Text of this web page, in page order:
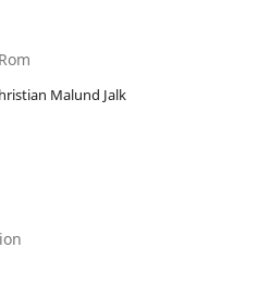
Malund Jalk